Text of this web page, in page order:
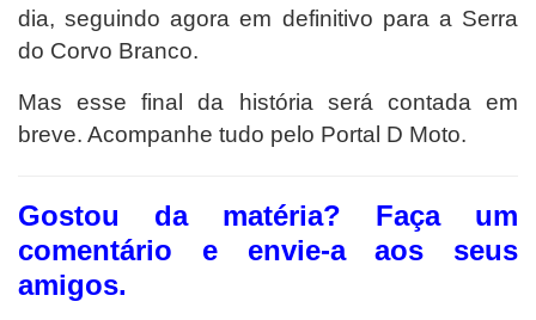
dia, seguindo agora em definitivo para a Serra
do Corvo Branco.
Mas esse final da história será contada em
breve. Acompanhe tudo pelo Portal D Moto.
Gostou da matéria? Faça um
comentário e envie-a aos seus
amigos.